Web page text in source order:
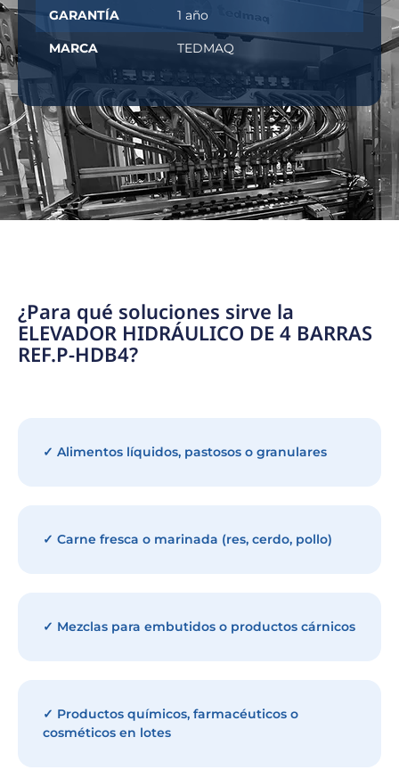
GARANTÍA 1 año
MARCA TEDMAQ
¿Para qué soluciones sirve la
ELEVADOR HIDRÁULICO DE 4 BARRAS
REF.P-HDB4?
✓ Alimentos líquidos, pastosos o granulares
✓ Carne fresca o marinada (res, cerdo, pollo)
✓ Mezclas para embutidos o productos cárnicos
✓ Productos químicos, farmacéuticos o
cosméticos en lotes